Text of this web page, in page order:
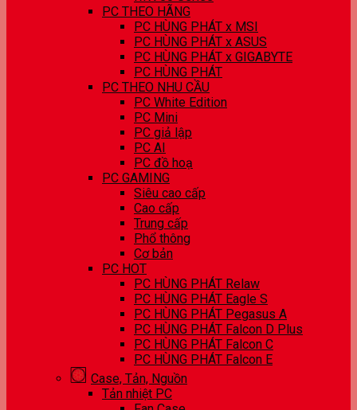
PC THEO HÃNG
PC HÙNG PHÁT x MSI
PC HÙNG PHÁT x ASUS
PC HÙNG PHÁT x GIGABYTE
PC HÙNG PHÁT
PC THEO NHU CẦU
PC White Edition
PC Mini
PC giả lập
PC AI
PC đồ hoạ
PC GAMING
Siêu cao cấp
Cao cấp
Trung cấp
Phổ thông
Cơ bản
PC HOT
PC HÙNG PHÁT Relaw
PC HÙNG PHÁT Eagle S
PC HÙNG PHÁT Pegasus A
PC HÙNG PHÁT Falcon D Plus
PC HÙNG PHÁT Falcon C
PC HÙNG PHÁT Falcon E
Case, Tản, Nguồn
Tản nhiệt PC